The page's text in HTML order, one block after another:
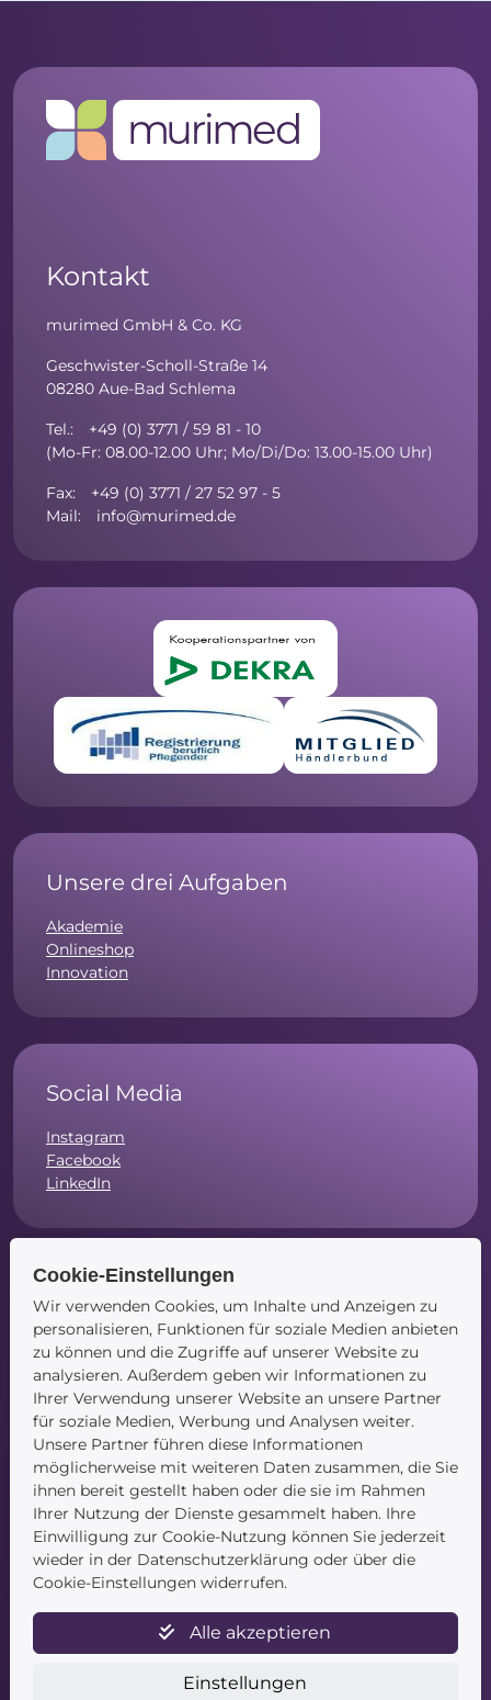
Kontakt
murimed GmbH & Co. KG
Geschwister-Scholl-Straße 14
08280 Aue-Bad Schlema
Tel.: +49 (0) 3771 / 59 81 - 10
(Mo-Fr: 08.00-12.00 Uhr; Mo/Di/Do: 13.00-15.00 Uhr)
Fax: +49 (0) 3771 / 27 52 97 - 5
Mail: info@murimed.de
Unsere drei Aufgaben
Akademie
Onlineshop
Innovation
Social Media
Instagram
Facebook
LinkedIn
Navigation
Startseite
Blog
Kontakt
Service
Newsletter
Cookie-Einstellungen
Wir verwenden Cookies, um Inhalte und Anzeigen zu
personalisieren, Funktionen für soziale Medien anbieten
zu können und die Zugriffe auf unserer Website zu
analysieren. Außerdem geben wir Informationen zu
Ihrer Verwendung unserer Website an unsere Partner
für soziale Medien, Werbung und Analysen weiter.
Unsere Partner führen diese Informationen
möglicherweise mit weiteren Daten zusammen, die Sie
ihnen bereit gestellt haben oder die sie im Rahmen
Ihrer Nutzung der Dienste gesammelt haben. Ihre
Einwilligung zur Cookie-Nutzung können Sie jederzeit
wieder in der Datenschutzerklärung oder über die
Cookie-Einstellungen widerrufen.
Alle akzeptieren
Einstellungen